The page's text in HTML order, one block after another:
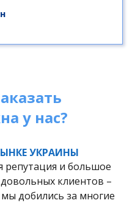
у нас?
УКРАИНЫ
репутация и большое
клиентов –
мы добились за многие